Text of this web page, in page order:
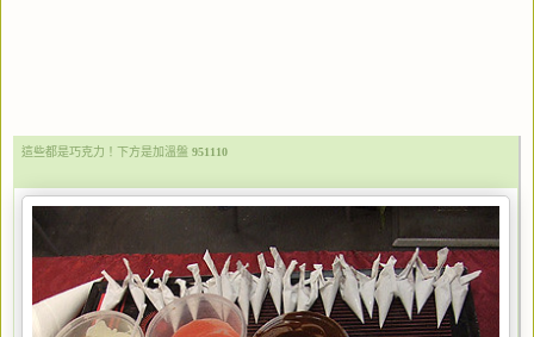
這些都是巧克力！下方是加溫盤 951110